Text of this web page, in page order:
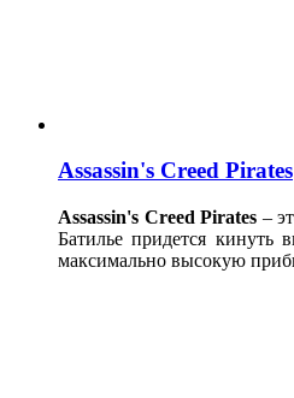
Assassin's Creed Pirates
Assassin's Creed Pirates –
Батилье придется
максимально высокую